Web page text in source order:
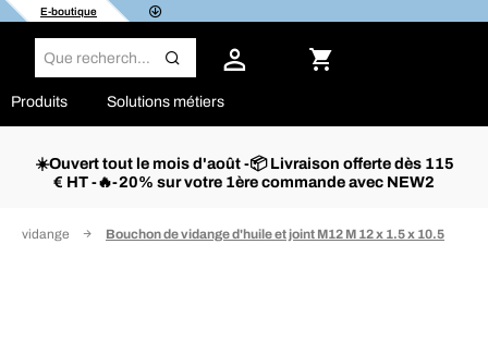
E-boutique
Produits Solutions métiers
☀️Ouvert tout le mois d'août -📦 Livraison offerte dès 115
€ HT -🔥-20% sur votre 1ère commande avec NEW2
vidange Bouchon de vidange d'huile et joint M12 M 12 x 1.5 x 10.5